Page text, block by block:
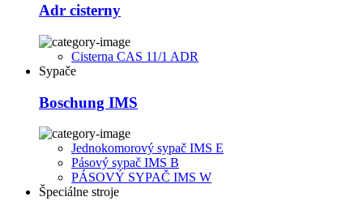
Adr cisterny
Cisterna CAS 11/1 ADR
Sypače
Boschung IMS
Jednokomorový sypač IMS E
Pásový sypač IMS B
PÁSOVÝ SYPAČ IMS W
Špeciálne stroje